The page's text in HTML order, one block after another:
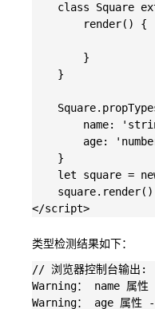
class Square
        render() {
        }
    }
name:
age:
    }
let square =
    square.render()
类型检测结果如下：
// 浏览器控制台输出:
Warning： name 属